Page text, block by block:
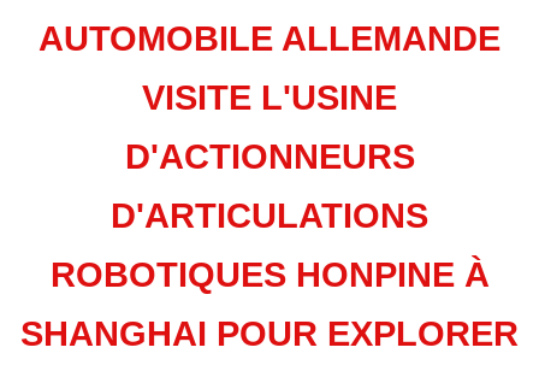
AUTOMOBILE ALLEMANDE
VISITE L'USINE
D'ACTIONNEURS
D'ARTICULATIONS
ROBOTIQUES HONPINE À
SHANGHAI POUR EXPLORER